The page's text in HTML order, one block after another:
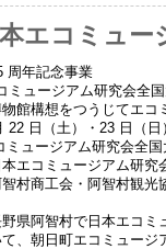
エコミュー
周年記念事業
ミュージアム研究会全
館構想をつうじてエコ
22 日（土）・23 日（
ミュージアム研究会全
本エコミュージアム研
村商工会・阿智村観光
県阿智村で日本エコ
、朝日町エコミュー